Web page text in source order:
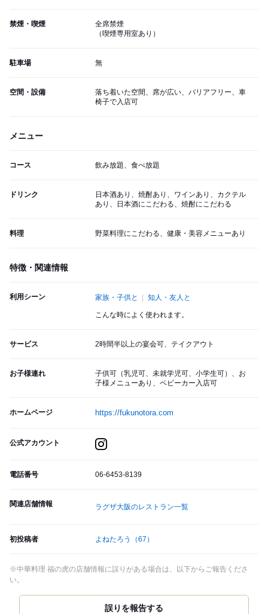
禁煙・喫煙
全席禁煙
（喫煙専用室あり）
駐車場 無
空間・設備
落ち着いた空間、席が広い、バリアフリー、車
椅子で入店可
メニュー
コース 飲み放題、食べ放題
ドリンク
日本酒あり、焼酎あり、ワインあり、カクテル
あり、日本酒にこだわる、焼酎にこだわる
料理 野菜料理にこだわる、健康・美容メニューあり
特徴・関連情報
利用シーン 家族・子供と 知人・友人と
こんな時によく使われます。
サービス 2時間半以上の宴会可、テイクアウト
お子様連れ
子供可（乳児可、未就学児可、小学生可）、お
子様メニューあり、ベビーカー入店可
ホームページ https://fukunotora.com
公式アカウント
電話番号 06-6453-8139
関連店舗情報 ラグザ大阪のレストラン一覧
初投稿者 よねたろう （67）
※中華料理 福の虎の店舗情報に誤りがある場合は、以下からご報告くださ
い。
誤りを報告する